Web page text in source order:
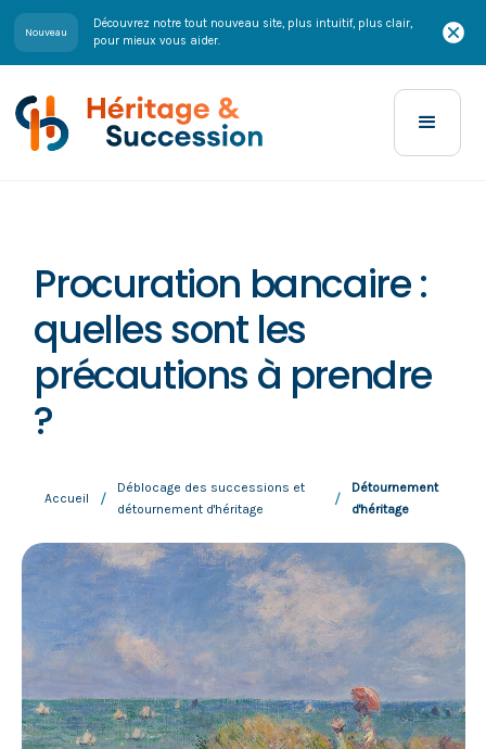
Nouveau
Découvrez notre tout nouveau site, plus intuitif, plus clair,
pour mieux vous aider.
Procuration bancaire :
quelles sont les
précautions à prendre
?
Accueil /
Déblocage des successions et
détournement d'héritage
/
Détournement
d'héritage